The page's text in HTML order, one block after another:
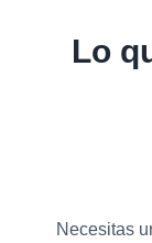
Lo
Necesitas